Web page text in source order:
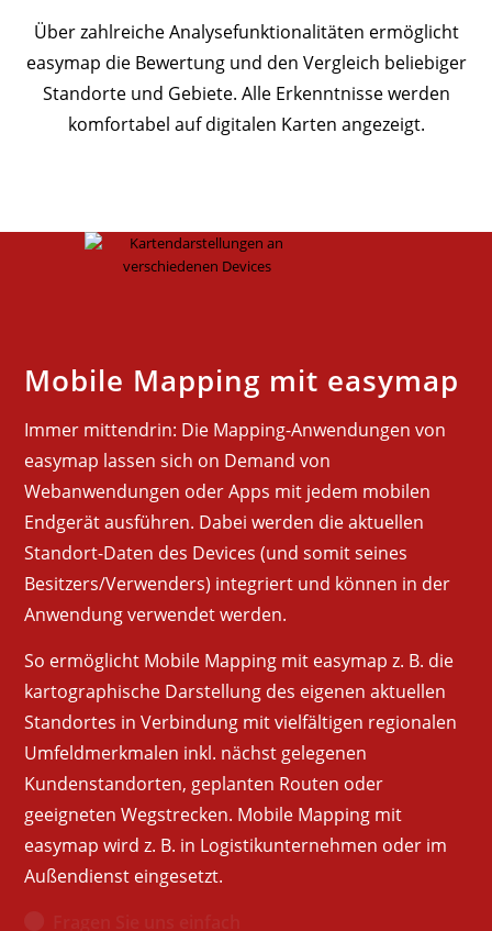
Über zahlreiche Analysefunktionalitäten ermöglicht
easymap die Bewertung und den Vergleich beliebiger
Standorte und Gebiete. Alle Erkenntnisse werden
komfortabel auf digitalen Karten angezeigt.
Mobile Mapping mit easymap
Immer mittendrin: Die Mapping-Anwendungen von
easymap lassen sich on Demand von
Webanwendungen oder Apps mit jedem mobilen
Endgerät ausführen. Dabei werden die aktuellen
Standort-Daten des Devices (und somit seines
Besitzers/Verwenders) integriert und können in der
Anwendung verwendet werden.
So ermöglicht Mobile Mapping mit easymap z. B. die
kartographische Darstellung des eigenen aktuellen
Standortes in Verbindung mit vielfältigen regionalen
Umfeldmerkmalen inkl. nächst gelegenen
Kundenstandorten, geplanten Routen oder
geeigneten Wegstrecken. Mobile Mapping mit
easymap wird z. B. in Logistikunternehmen oder im
Außendienst eingesetzt.